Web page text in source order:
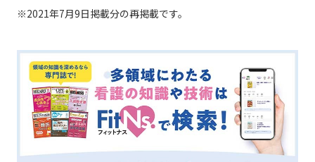
※2021年7月9日掲載分の再掲載です。